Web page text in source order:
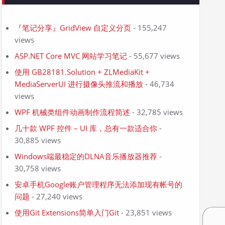
『笔记分享』GridView 自定义分页 - 155,247
views
ASP.NET Core MVC 网站学习笔记 - 55,677 views
使用 GB28181.Solution + ZLMediaKit +
MediaServerUI 进行摄像头推流和播放 - 46,734
views
WPF 机械类组件动画制作流程简述 - 32,785 views
几十款 WPF 控件 – UI 库，总有一款适合你 -
30,885 views
Windows端最稳定的DLNA音乐播放器推荐 -
30,758 views
安卓手机Google账户管理程序无法添加现有帐号的
问题 - 27,240 views
使用Git Extensions简单入门Git - 23,851 views